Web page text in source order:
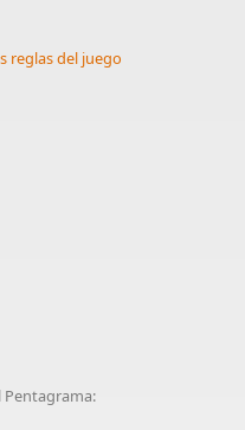
reglas del juego
Pentagrama: